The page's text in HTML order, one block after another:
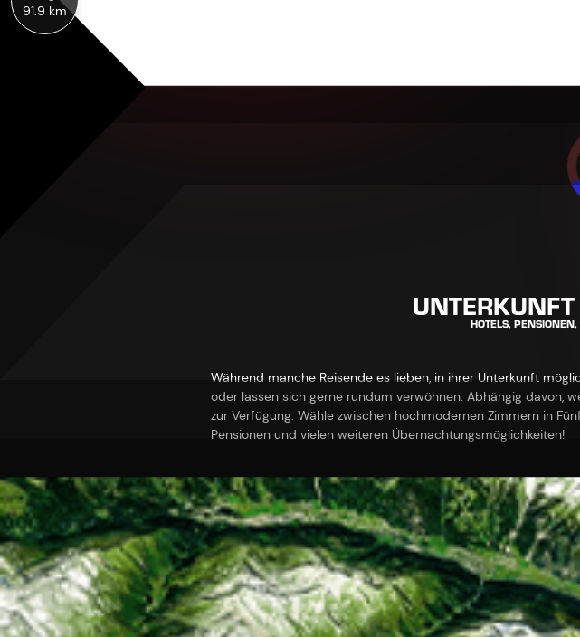
91.9 km
HOTELS,
Während manche Reisende es lieben, in ihrer Unterkunft
oder lassen sich gerne rundum verwöhnen. Abhängig davon,
zur Verfügung. Wähle zwischen hochmodernen Zimmern in
Pensionen und vielen weiteren Übernachtungsmöglichkeiten!